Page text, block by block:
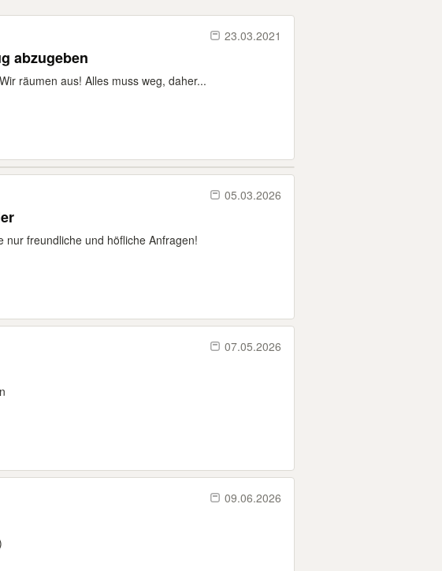
23.03.2021
abzugeben
räumen aus! Alles muss weg, daher...
05.03.2026
nur freundliche und höfliche Anfragen!
07.05.2026
09.06.2026